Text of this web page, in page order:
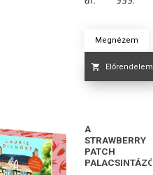
Megnézem
Előrendelem
A
STRAWBERRY
PATCH
PALACSINTÁZÓ